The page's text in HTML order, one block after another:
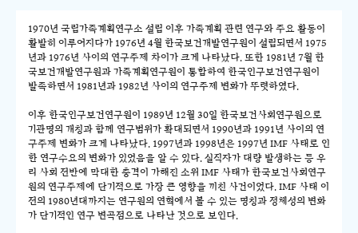
1970년 국립가족계획연구소 설립 이후 가족계획 관련 연구와 주요 활동이
활발히 이루어지다가 1976년 4월 한국보건개발연구원이 설립되면서 1975
년과 1976년 사이의 연구주제 차이가 크게 나타났다. 또한 1981년 7월 한
국보건개발연구원과 가족계획연구원이 통합하여 한국인구보건연구원이
발족하면서 1981년과 1982년 사이의 연구주제 변화가 뚜렷하였다.
이후 한국인구보건연구원이 1989년 12월 30일 한국보건사회연구원으로
기관명의 개칭과 함께 연구범위가 확대되면서 1990년과 1991년 사이의 연
구주제 변화가 크게 나타났다. 1997년과 1998년은 1997년 IMF 사태로 인
한 연구수요의 변화가 있었음을 알 수 있다. 실직자가 대량 발생하는 등 우
리 사회 전반에 막대한 충격이 가해진 소위 IMF 사태가 한국보건사회연구
원의 연구주제에 단기적으로 가장 큰 영향을 끼친 사건이었다. IMF 사태 이
전의 1980년대까지는 연구원의 연혁에서 볼 수 있는 명칭과 정체성의 변화
가 단기적인 연구 변곡점으로 나타난 것으로 보인다.